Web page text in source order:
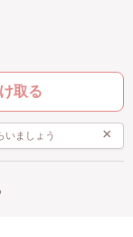
ご利用いただくこと
とも考え、水に強い
することも可能で
の上やエステサロン
ボンを飾ることもで
インテリアに合わ
取る
いましょう ×